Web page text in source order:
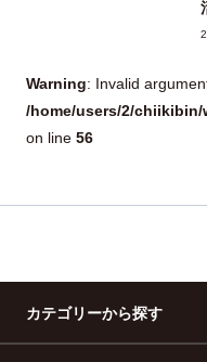
Warning: Invalid
/home/users/2/
on line 56
カテゴリーから探す